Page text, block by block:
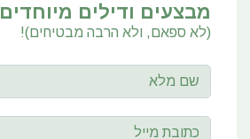
מבצעים ודילים מיוחדים
(לא ספאם, ולא הרבה מבטיחים)!